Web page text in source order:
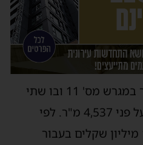
על פי תנאי המכרז, מדובר במגרש מס' 11 ובו שתי
חלקות המשתרעות יחד על פני 4,537 מ"ר. לפי
המכרז, הזוכה ישלם כ-18 מיליון שקלים בעבור